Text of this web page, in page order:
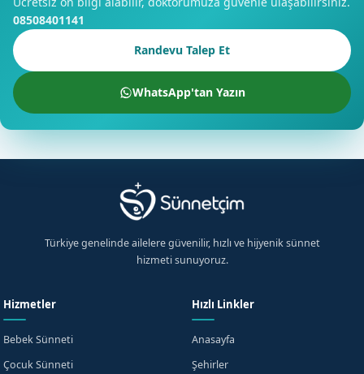
08508401141
Randevu Talep Et
WhatsApp'tan Yazın
Türkiye genelinde ailelere güvenilir, hızlı ve hijyenik sünnet
hizmeti sunuyoruz.
Hizmetler
Bebek Sünneti
Çocuk Sünneti
Hızlı Linkler
Anasayfa
Şehirler